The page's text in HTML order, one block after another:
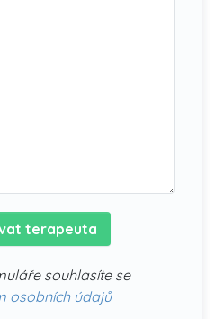
terapeuta
souhlasíte se
osobních údajů